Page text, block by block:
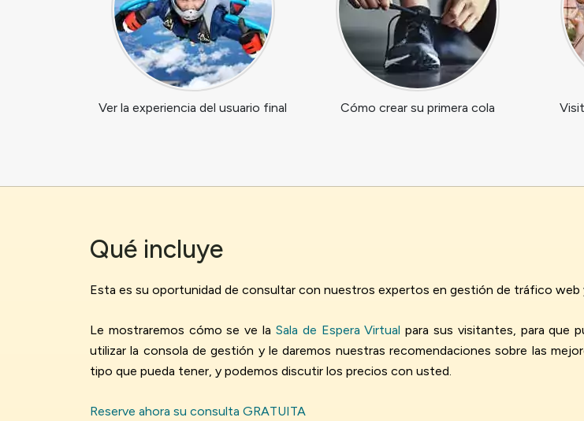
Ver la experiencia del usuario final Cómo crear su primera cola
Qué incluye
Esta es su oportunidad de consultar con nuestros expertos en gestión de tráfico web
Le mostraremos cómo se ve la Sala de Espera Virtual para sus visitantes, para que
utilizar la consola de gestión y le daremos nuestras recomendaciones sobre las
tipo que pueda tener, y podemos discutir los precios con usted.
Reserve ahora su consulta GRATUITA